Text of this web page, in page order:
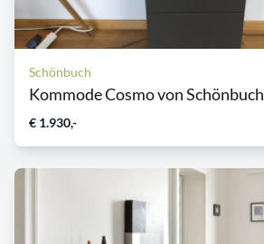
Schönbuch
Kommode Cosmo von Schönbuch
€ 1.930,-